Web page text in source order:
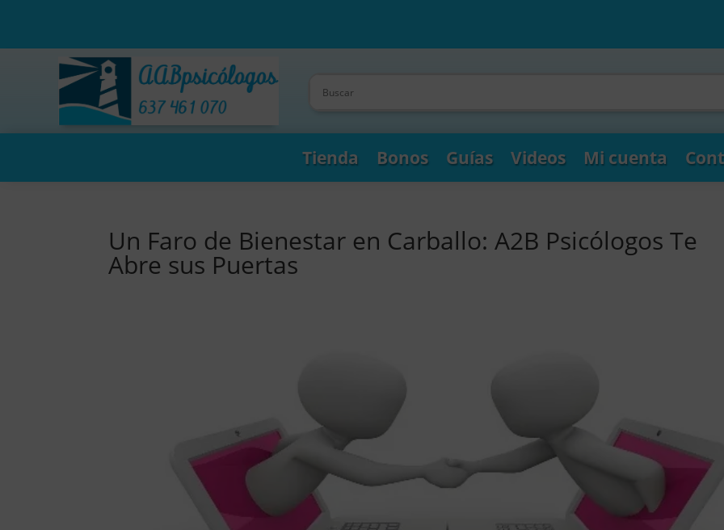
Tienda Bonos Guías Videos Mi cuenta
Un Faro de Bienestar en Carballo: A2B Psicólogos Te
Abre sus Puertas